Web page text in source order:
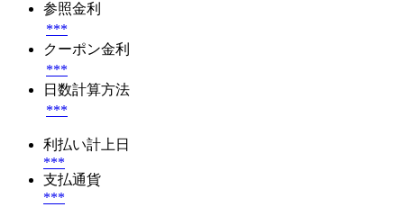
参照金利
***
クーポン金利
***
日数計算方法
***
利払い計上日
***
支払通貨
***